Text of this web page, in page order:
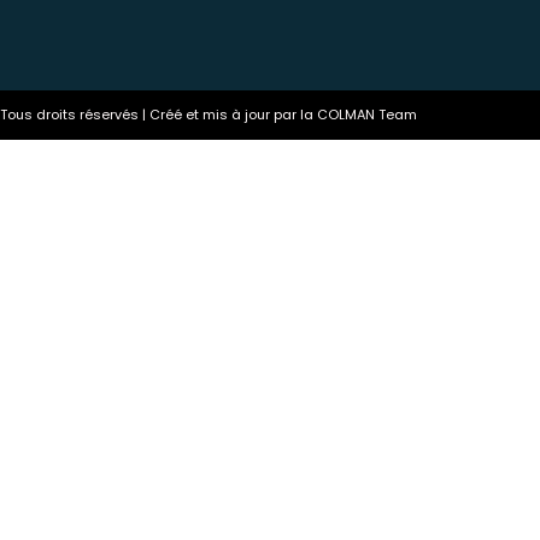
droits réservés | Créé et mis à jour par la COLMAN Team